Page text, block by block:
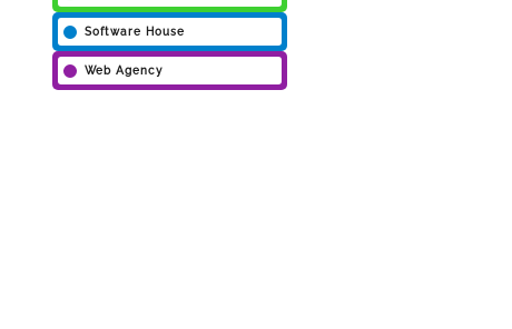
Software House
Web Agency